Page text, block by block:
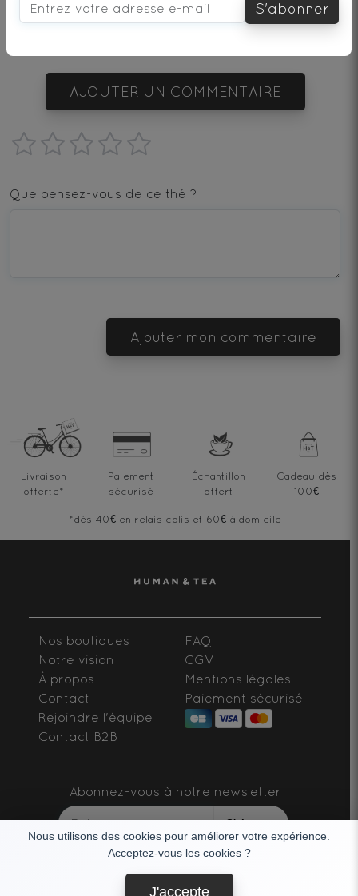
vous aimerez aussi...
AJOUTER UN COMMENTAIRE
star
stars
Que pensez-vous de ce thé ?
Ajouter mon commentaire
S'abonner
Nous utilisons des cookies pour améliorer votre expérience.
Acceptez-vous les cookies ?
J'accepte
Livraison
offerte*
Paiement
sécurisé
Échantillon
offert
Cadeau dès
100€
*dès 40€ en relais colis et 60€ à domicile
Nos boutiques
Notre vision
À propos
Contact
Rejoindre l'équipe
Contact B2B
FAQ
CGV
Mentions légales
Paiement sécurisé
Abonnez-vous à notre newsletter
S'abonner